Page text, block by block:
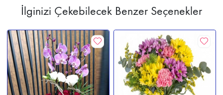
İlginizi Çekebilecek Benzer Seçenekler